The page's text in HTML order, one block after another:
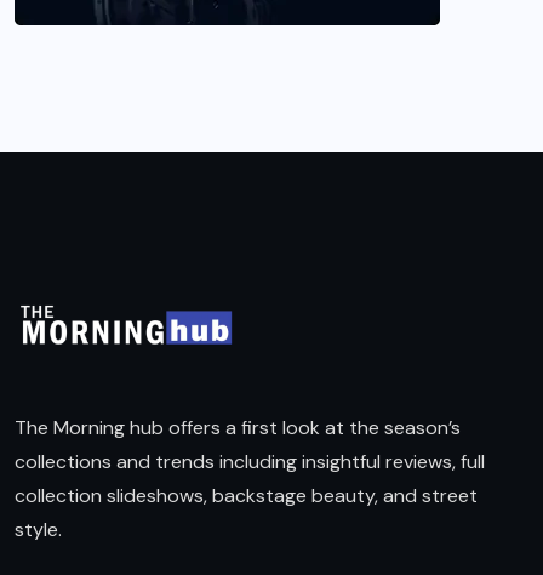
The Morning hub offers a first look at the season’s
collections and trends including insightful reviews, full
collection slideshows, backstage beauty, and street
style.